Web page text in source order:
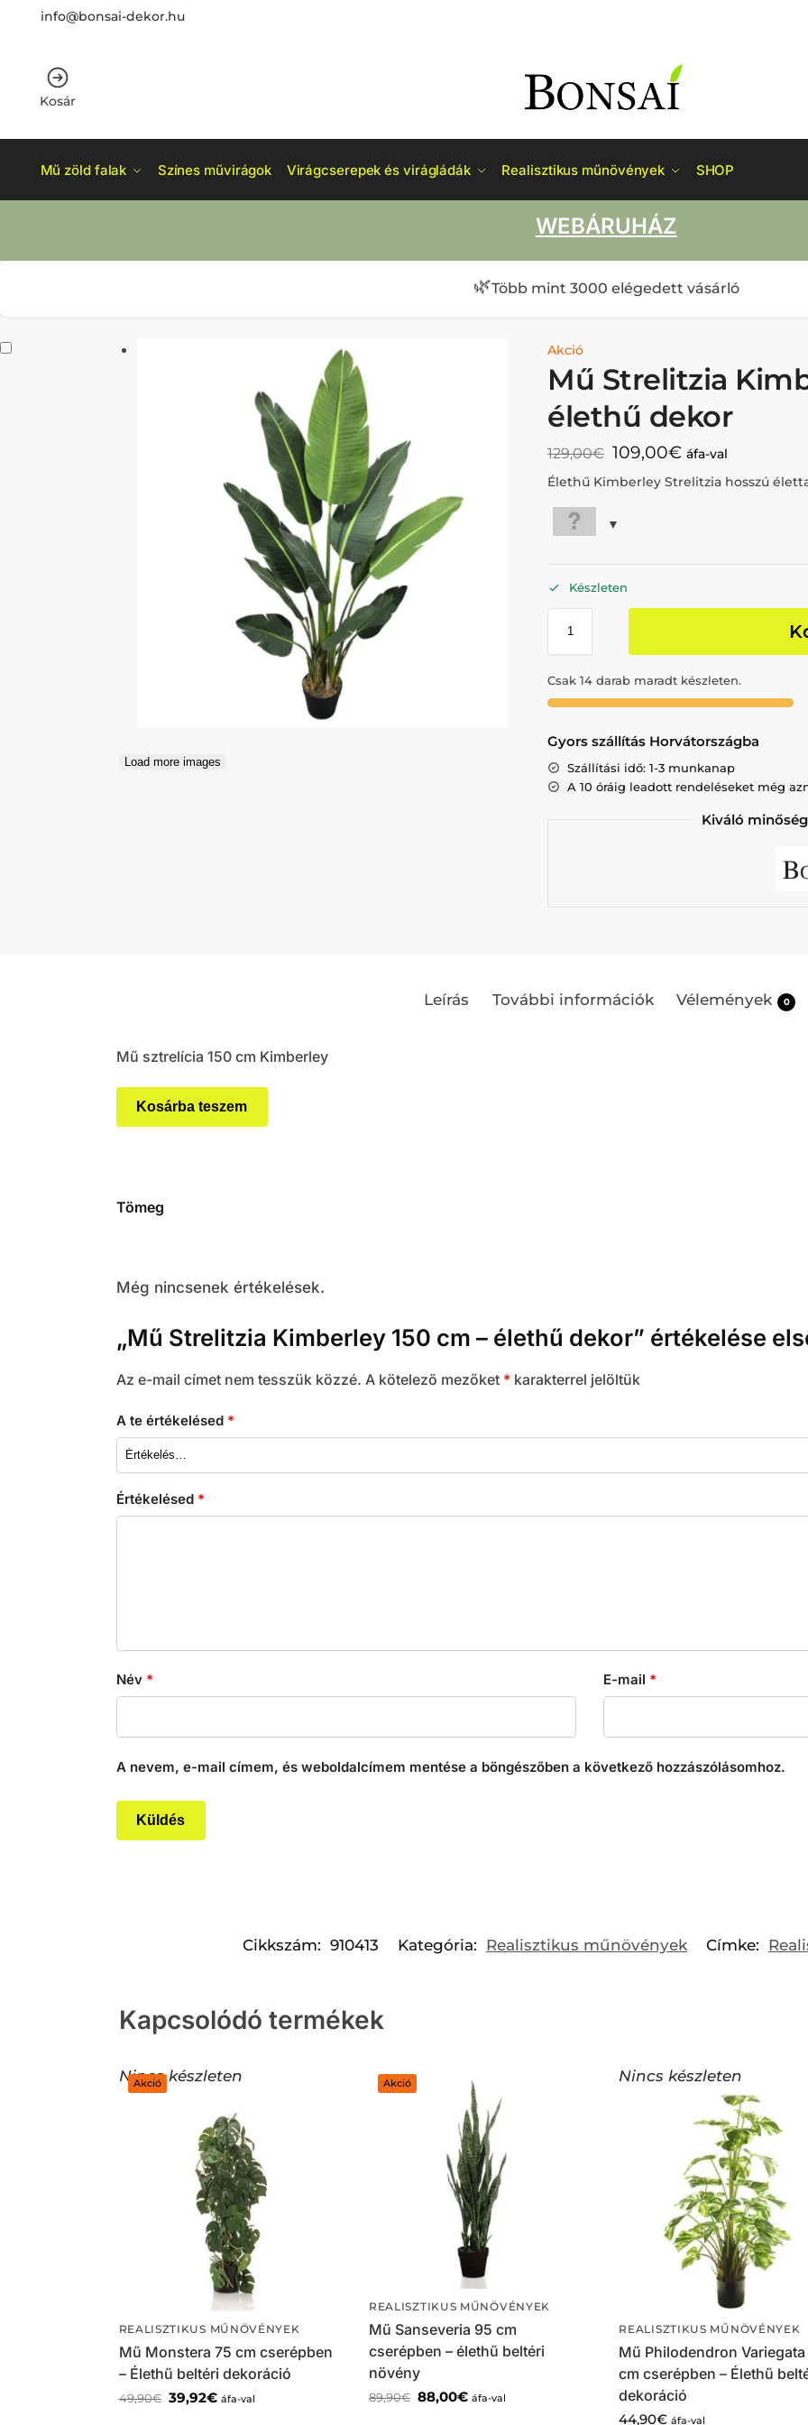
info@bonsai-dekor.hu
Kosár
Mű zöld falak Színes művirágok Virágcserepek és virágládák Realisztikus műnövények SHOP
WEBÁRUHÁZ
🌿Több mint 3000 elégedett vásárló
Load more images
Akció
Mű Strelitzia
élethű dekor
129,00€ 109,00€ áfa-val
Élethű Kimberley Strelitzia hosszú
Készleten
Csak 14 darab maradt készleten.
Gyors szállítás Horvátországba
Szállítási idő: 1-3 munkanap
A 10 óráig leadott rendeléseket még
Kiváló
Leírás További információk Vélemények 0
Mű sztrelícia 150 cm Kimberley
Kosárba teszem
Tömeg
Még nincsenek értékelések.
„Mű Strelitzia Kimberley 150 cm – élethű dekor” értékelése
Az e-mail címet nem tesszük közzé. A kötelező mezőket * karakterrel jelöltük
A te értékelésed *
Értékelésed *
Név * E-mail *
A nevem, e-mail címem, és weboldalcímem mentése a böngészőben a következő hozzászólásomhoz.
Cikkszám: 910413 Kategória: Realisztikus műnövények Címke:
Kapcsolódó termékek
Akció
Nincs készleten
REALISZTIKUS MŰNÖVÉNYEK
Mű Monstera 75 cm cserépben
– Élethű beltéri dekoráció
49,90€ 39,92€ áfa-val
Akció
REALISZTIKUS MŰNÖVÉNYEK
Mű Sanseveria 95 cm
cserépben – élethű beltéri
növény
89,90€ 88,00€ áfa-val
Nincs készleten
REALISZTIKUS MŰNÖVÉNYEK
Mű Philodendron
cm cserépben – Élethű
dekoráció
44,90€ áfa-val